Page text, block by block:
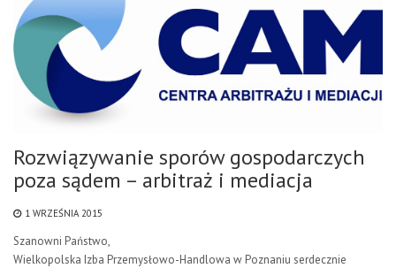
Rozwiązywanie sporów gospodarczych
poza sądem – arbitraż i mediacja
1 WRZEŚNIA 2015
Szanowni Państwo,
Wielkopolska Izba Przemysłowo-Handlowa w Poznaniu serdecznie